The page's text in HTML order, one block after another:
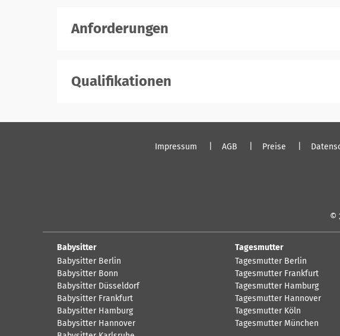
Anforderungen
Qualifikationen
registrieren
Impressum AGB Preise
©
Babysitter
Babysitter Berlin
Babysitter Bonn
Babysitter Düsseldorf
Babysitter Frankfurt
Babysitter Hamburg
Babysitter Hannover
Tagesmutter
Tagesmutter Berlin
Tagesmutter Frankfurt
Tagesmutter Hamburg
Tagesmutter Hannover
Tagesmutter Köln
Tagesmutter München